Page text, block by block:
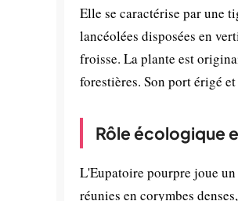
Elle se caractérise par une
lancéolées disposées en
froisse. La plante est
forestières. Son port érigé
Rôle écologique
L'Eupatoire pourpre joue
réunies en corymbes